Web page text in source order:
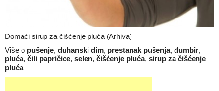
Domaći sirup za čišćenje pluća (Arhiva)
Više o pušenje, duhanski dim, prestanak pušenja, đumbir,
pluća, čili papričice, selen, čišćenje pluća, sirup za čišćenje
pluća